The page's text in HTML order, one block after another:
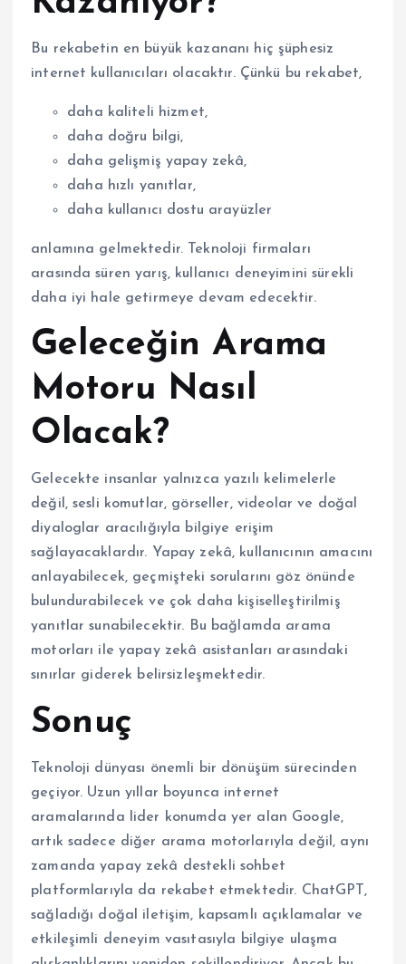
Bu rekabetin en büyük kazananı hiç şüphesiz
internet kullanıcıları olacaktır. Çünkü bu rekabet,
daha kaliteli hizmet,
daha doğru bilgi,
daha gelişmiş yapay zekâ,
daha hızlı yanıtlar,
daha kullanıcı dostu arayüzler
anlamına gelmektedir. Teknoloji firmaları
arasında süren yarış, kullanıcı deneyimini sürekli
daha iyi hale getirmeye devam edecektir.
Geleceğin Arama
Motoru Nasıl
Olacak?
Gelecekte insanlar yalnızca yazılı kelimelerle
değil, sesli komutlar, görseller, videolar ve doğal
diyaloglar aracılığıyla bilgiye erişim
sağlayacaklardır. Yapay zekâ, kullanıcının amacını
anlayabilecek, geçmişteki sorularını göz önünde
bulundurabilecek ve çok daha kişiselleştirilmiş
yanıtlar sunabilecektir. Bu bağlamda arama
motorları ile yapay zekâ asistanları arasındaki
sınırlar giderek belirsizleşmektedir.
Sonuç
Teknoloji dünyası önemli bir dönüşüm sürecinden
geçiyor. Uzun yıllar boyunca internet
aramalarında lider konumda yer alan Google,
artık sadece diğer arama motorlarıyla değil, aynı
zamanda yapay zekâ destekli sohbet
platformlarıyla da rekabet etmektedir. ChatGPT,
sağladığı doğal iletişim, kapsamlı açıklamalar ve
etkileşimli deneyim vasıtasıyla bilgiye ulaşma